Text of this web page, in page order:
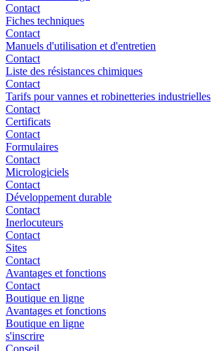
Contact
Fiches techniques
Contact
Manuels d'utilisation et d'entretien
Contact
Liste des résistances chimiques
Contact
Tarifs pour vannes et robinetteries industrielles
Contact
Certificats
Contact
Formulaires
Contact
Micrologiciels
Contact
Développement durable
Contact
Inerlocuteurs
Contact
Sites
Contact
Avantages et fonctions
Contact
Boutique en ligne
Avantages et fonctions
Boutique en ligne
s'inscrire